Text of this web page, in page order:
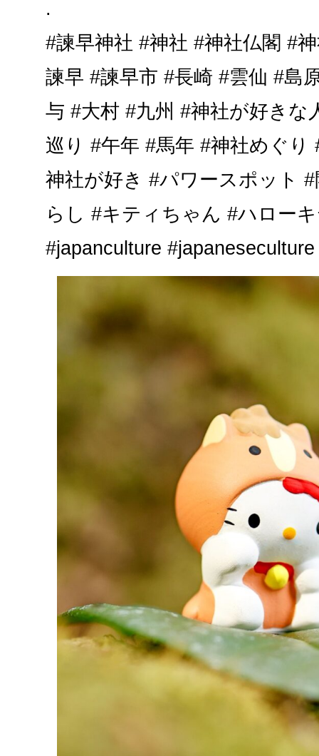
.
#諫早神社 #神社 #神社仏閣 #
諫早 #諫早市 #長崎 #雲仙 #島
与 #大村 #九州 #神社が好きな
巡り #午年 #馬年 #神社めぐ
神社が好き #パワースポット
らし #キティちゃん #ハロー
#japanculture #japaneseculture